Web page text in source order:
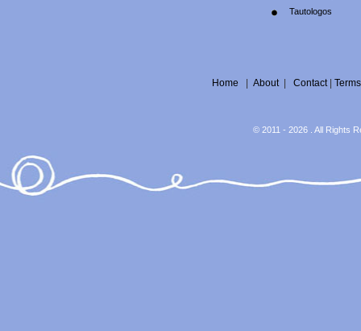
Tautologos
Home About| Contact| Terms
© 2011 - 2026 . All Rights